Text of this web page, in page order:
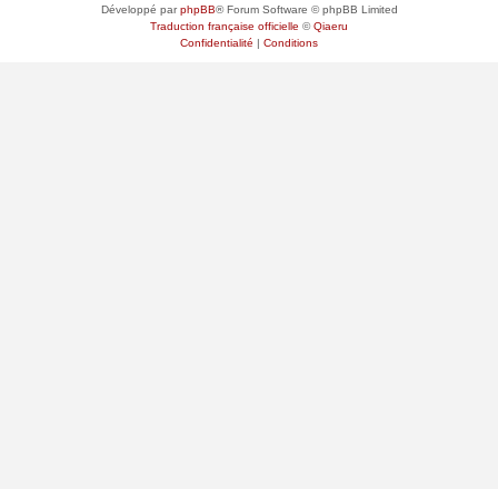
Développé parphpBB® Forum Software © phpBB Limited
Traduction française officielle ©Qiaeru
Confidentialité | Conditions